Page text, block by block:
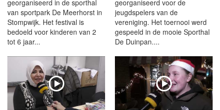
georganiseerd in de sporthal
van sportpark De Meerhorst in
Stompwijk. Het festival is
bedoeld voor kinderen van 2
tot 6 jaar...
georganiseerd voor de
jeugdspelers van de
vereniging. Het toernooi werd
gespeeld in de mooie Sporthal
De Duinpan....